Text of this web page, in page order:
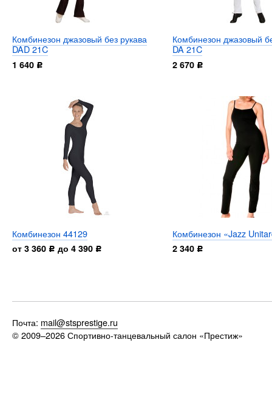
Комбинезон джазовый без рукава
DAD 21C
1 640 Р
Комбинезон джазовый
DA 21C
2 670 Р
Комбинезон 44129
от 3 360 Р до 4 390 Р
Комбинезон «Jazz
2 340 Р
Почта: mail@stsprestige.ru
© 2009–2026Спортивно-танцевальный салон «Престиж»